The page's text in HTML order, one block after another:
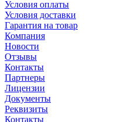
Условия оплаты
Условия доставки
Гарантия на товар
Компания
Новости
Отзывы
Контакты
Партнеры
Лицензии
Документы
Реквизиты
Контакты